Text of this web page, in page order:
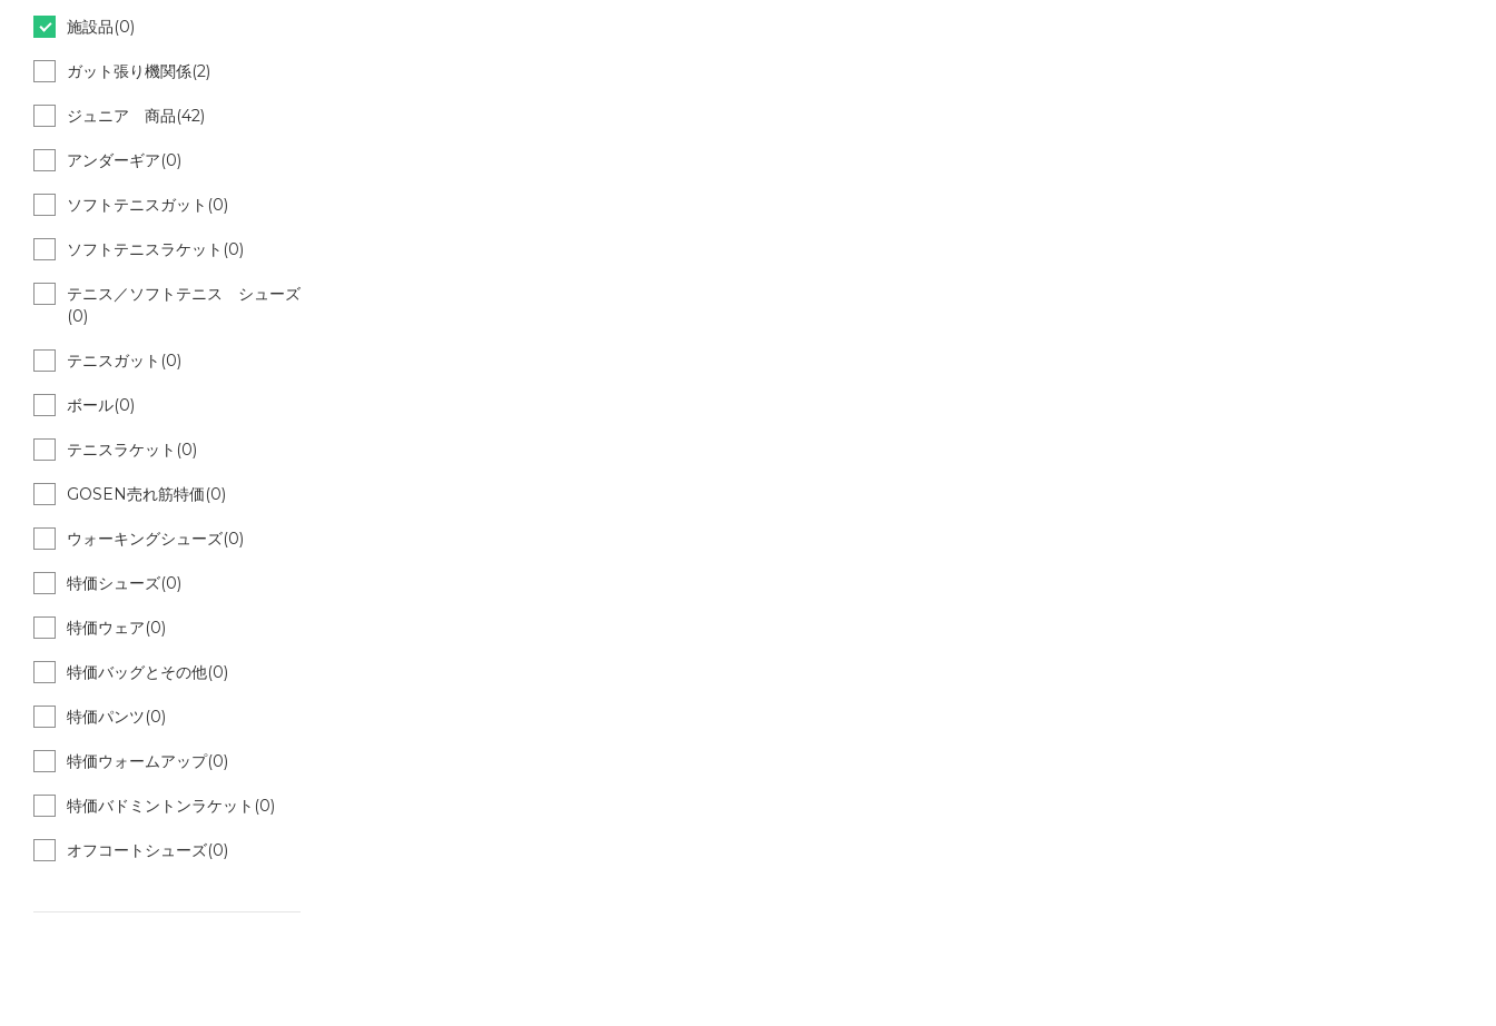
施設品(0)
ガット張り機関係(2)
ジュニア 商品(42)
アンダーギア(0)
ソフトテニスガット(0)
ソフトテニスラケット(0)
テニス／ソフトテニス シューズ
(0)
テニスガット(0)
ボール(0)
テニスラケット(0)
GOSEN売れ筋特価(0)
ウォーキングシューズ(0)
特価シューズ(0)
特価ウェア(0)
特価バッグとその他(0)
特価パンツ(0)
特価ウォームアップ(0)
特価バドミントンラケット(0)
オフコートシューズ(0)